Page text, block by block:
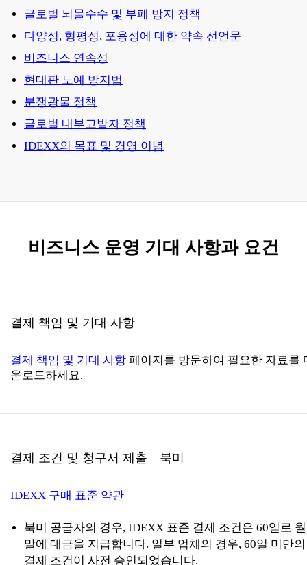
글로벌 뇌물수수 및 부패 방지 정책
다양성, 형평성, 포용성에 대한 약속 선언문
비즈니스 연속성
현대판 노예 방지법
분쟁광물 정책
글로벌 내부고발자 정책
IDEXX의 목표 및 경영 이념
비즈니스 운영 기대 사항과 요건
결제 책임 및 기대 사항
결제 책임 및 기대 사항 페이지를 방문하여 필요한 자료를
운로드하세요.
결제 조건 및 청구서 제출—북미
IDEXX 구매 표준 약관
북미 공급자의 경우, IDEXX 표준 결제 조건은 60일로 월
말에 대금을 지급합니다. 일부 업체의 경우, 60일 미만의
결제 조건이 사전 승인되었습니다.